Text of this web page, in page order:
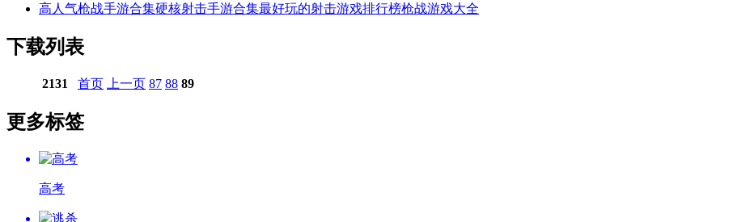
高人气枪战手游合集硬核射击手游合集最好玩的射击游戏排行榜枪战游戏大全
下载列表
2131 首页 上一页 87 88 89
更多标签
高考